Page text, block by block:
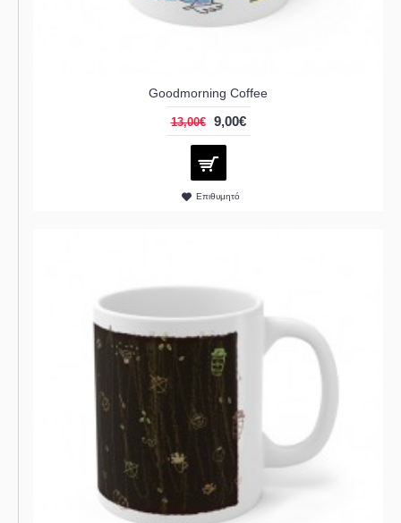
Goodmorning Coffee
13,00€ 9,00€
Επιθυμητό